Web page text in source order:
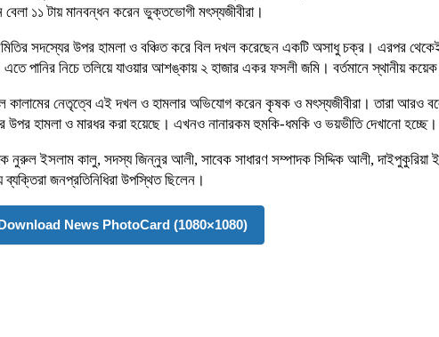
বেলা ১১ টায় মানবন্ধন করেন ভুক্তভোগী মৎস্যজীবীরা।
সমিতির সদস্যের উপর হামলা ও বঞ্চিত করে বিল দখল করেছেন একটি অসাধু চক্র। এরপর
পানির নিচে তলিয়ে যাওয়ার আশঙ্কায় ২ হাজার একর ফসলী জমি। বর্তমানে স্থানীয়
কালামের নেতৃত্বে এই দখল ও হামলার অভিযোগ করেন কৃষক ও মৎস্যজীবীরা। তারা আরও
উপর হামলা ও মারধর করা হয়েছে। এখনও নানারকম হুমকি-ধমকি ও ভয়ভীতি দেখানো
নুরুল ইসলাম কালু, সদস্য জিন্নুর আলী, সাবেক সাধারণ সম্পাদক সিদ্দিক আলী,
জনপ্রতিনিধিরা উপস্থিত ছিলেন।
News PhotoCard (1080×1080)